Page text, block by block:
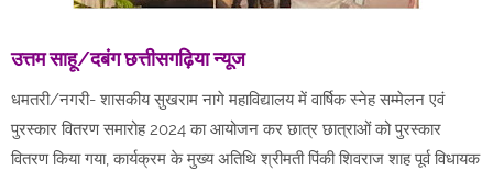
उत्तम साहू/दबंग छत्तीसगढ़िया न्यूज
धमतरी/नगरी- शासकीय सुखराम नागे महाविद्यालय में वार्षिक स्नेह सम्मेलन एवं
पुरस्कार वितरण समारोह 2024 का आयोजन कर छात्र छात्राओं को पुरस्कार
वितरण किया गया, कार्यक्रम के मुख्य अतिथि श्रीमती पिंकी शिवराज शाह पूर्व विधायक